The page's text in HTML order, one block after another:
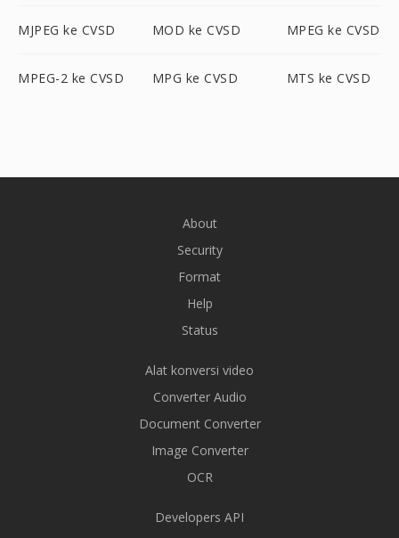
MJPEG ke CVSD MOD ke CVSD MPEG ke CVSD
MPEG-2 ke CVSD MPG ke CVSD MTS ke CVSD
About
Security
Format
Help
Status
Alat konversi video
Converter Audio
Document Converter
Image Converter
OCR
Developers API